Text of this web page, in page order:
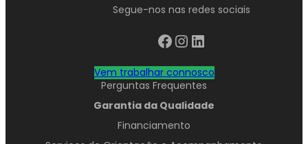
Segue-nos nas redes sociais
Facebook
Instagram
LinkedIn
Vem trabalhar connosco
Perguntas Frequentes
Garantia da Qualidade
Financiamento